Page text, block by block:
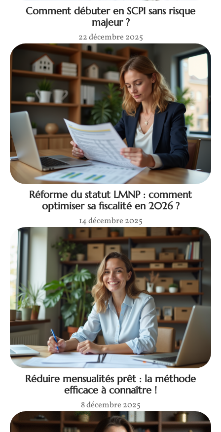
Comment débuter en SCPI sans risque
majeur ?
22 décembre 2025
Réforme du statut LMNP : comment
optimiser sa fiscalité en 2026 ?
14 décembre 2025
Réduire mensualités prêt : la méthode
efficace à connaître !
8 décembre 2025